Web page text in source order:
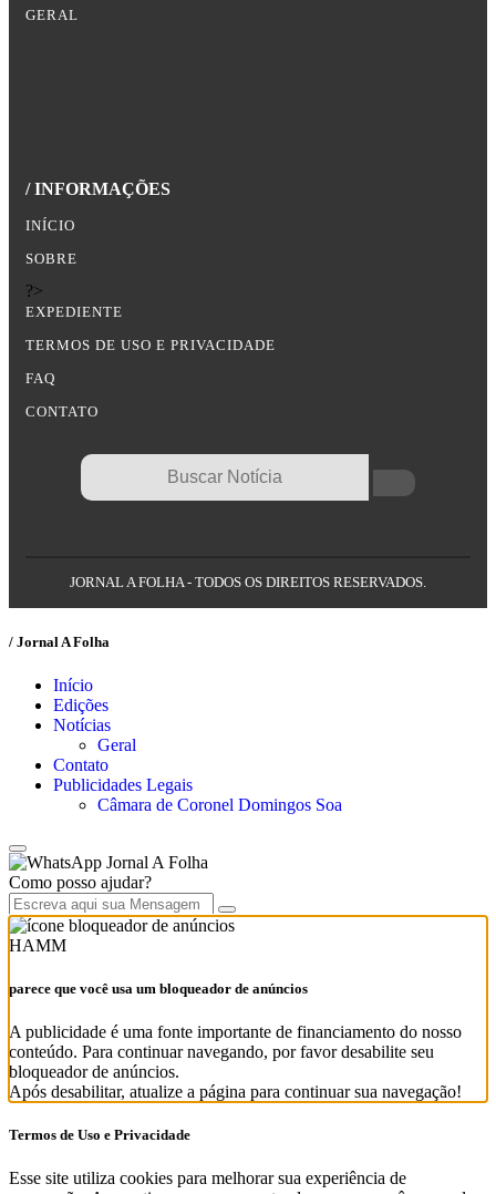
GERAL
/ INFORMAÇÕES
INÍCIO
SOBRE
?>
EXPEDIENTE
TERMOS DE USO E PRIVACIDADE
FAQ
CONTATO
JORNAL A FOLHA - TODOS OS DIREITOS RESERVADOS.
/ Jornal A Folha
Início
Edições
Notícias
Geral
Contato
Publicidades Legais
Câmara de Coronel Domingos Soa
Jornal A Folha
Como posso ajudar?
HAMM
parece que você usa um bloqueador de anúncios
A publicidade é uma fonte importante de financiamento do nosso
conteúdo. Para continuar navegando, por favor desabilite seu
bloqueador de anúncios.
Após desabilitar, atualize a página para continuar sua navegação!
Termos de Uso e Privacidade
Esse site utiliza cookies para melhorar sua experiência de